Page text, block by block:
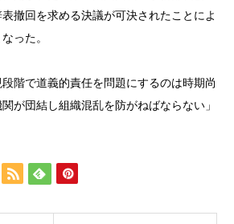
撤回を求める決議が可決されたことによ
った。
階で道義的責任を問題にするのは時期尚
が団結し組織混乱を防がねばならない」